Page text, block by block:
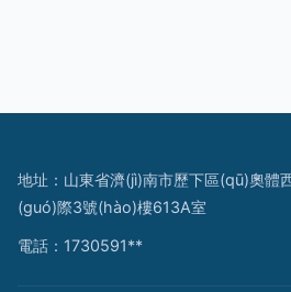
地址：山東省濟(jì)南市歷下區(qū)奧體
(guó)際3號(hào)樓613A室
電話：1730591**